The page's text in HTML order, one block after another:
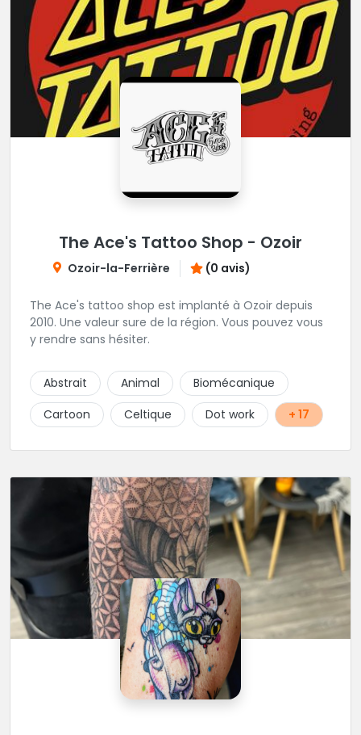
The Ace's Tattoo Shop - Ozoir
Ozoir-la-Ferrière (0 avis)
The Ace's tattoo shop est implanté à Ozoir depuis
2010. Une valeur sure de la région. Vous pouvez vous
y rendre sans hésiter.
Abstrait Animal
Biomécanique
Cartoon
Celtique Dot work + 17